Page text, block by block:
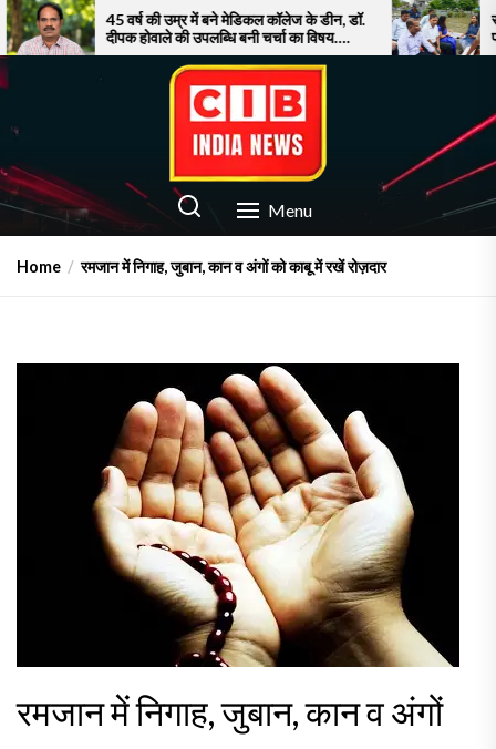
Skip
to
the
content
वर्ष की उम्र में बने मेडिकल कॉलेज के डीन, डॉ.
होवाले की उपलब्धि बनी चर्चा का विषय….
सूरत में बाढ़ से
पर फूटा गुस्सा!
CIB INDIA NEWS
Latest News in Azamgarh Menu
Home रमजान में निगाह, जुबान, कान व अंगों को काबू में रखें रोज़दार
रमजान में निगाह, जुबान, कान व अंगों